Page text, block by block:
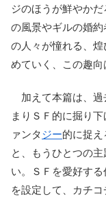
ジのほうが鮮やか
の風景やギルの婚
の人々が憧れる、
めていく、この趣向
加えて本篇は、過
まりＳＦ的に掘り
ァンタジー的に捉
と、もうひとつの
い。ＳＦを愛好す
を設定して、カチ